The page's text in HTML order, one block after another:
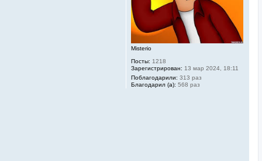
Misterio
Посты: 1218
Зарегистрирован: 13 мар 2024, 18:11
Поблагодарили: 313 раз
Благодарил (а): 568 раз